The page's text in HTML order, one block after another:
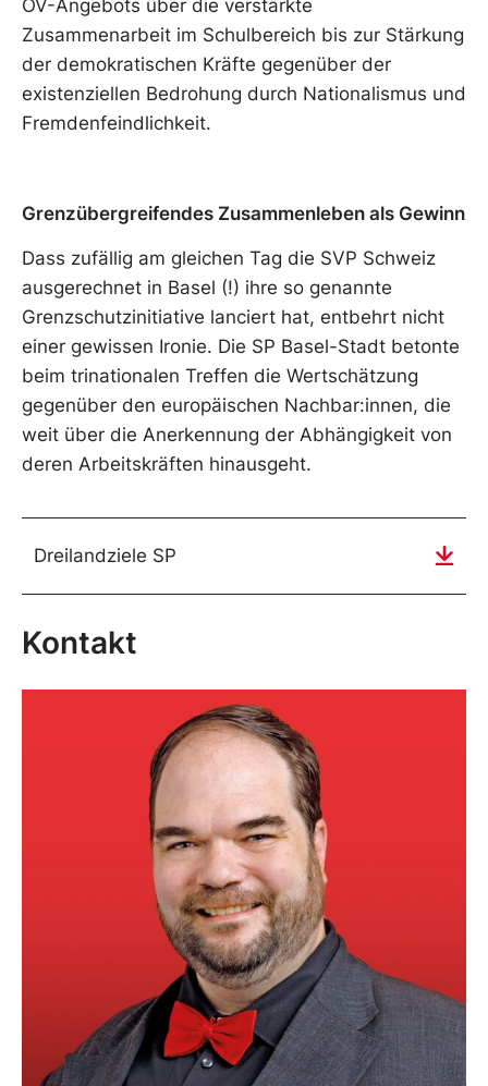
ÖV-Angebots über die verstärkte
Zusammenarbeit im Schulbereich bis zur Stärkung
der demokratischen Kräfte gegenüber der
existenziellen Bedrohung durch Nationalismus und
Fremdenfeindlichkeit.
Grenzübergreifendes Zusammenleben als Gewinn
Dass zufällig am gleichen Tag die SVP Schweiz
ausgerechnet in Basel (!) ihre so genannte
Grenzschutzinitiative lanciert hat, entbehrt nicht
einer gewissen Ironie. Die SP Basel-Stadt betonte
beim trinationalen Treffen die Wertschätzung
gegenüber den europäischen Nachbar:innen, die
weit über die Anerkennung der Abhängigkeit von
deren Arbeitskräften hinausgeht.
Dreilandziele SP
Kontakt